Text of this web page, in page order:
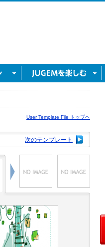
User Template File トップヘ
次のテンプレート